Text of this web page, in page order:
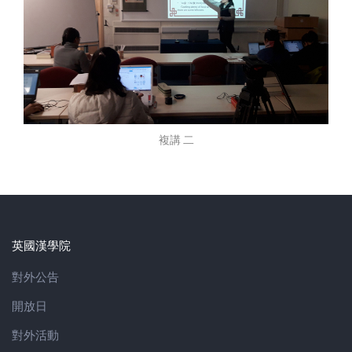
複講 二
英國漢學院
對外公告
開放日
對外活動